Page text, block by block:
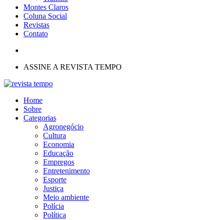
Montes Claros
Coluna Social
Revistas
Contato
ASSINE A REVISTA TEMPO
Home
Sobre
Categorias
Agronegócio
Cultura
Economia
Educação
Empregos
Entretenimento
Esporte
Justiça
Meio ambiente
Polícia
Política